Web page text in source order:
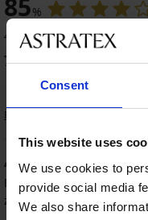
Consent
This website uses
We use cookies to
provide social media
We also share
85%
4 zákazníků produkt
75% zákazníků produkt
Řazení
40 %
Eva
21. 01. 2025
zakoupená velikost XXL